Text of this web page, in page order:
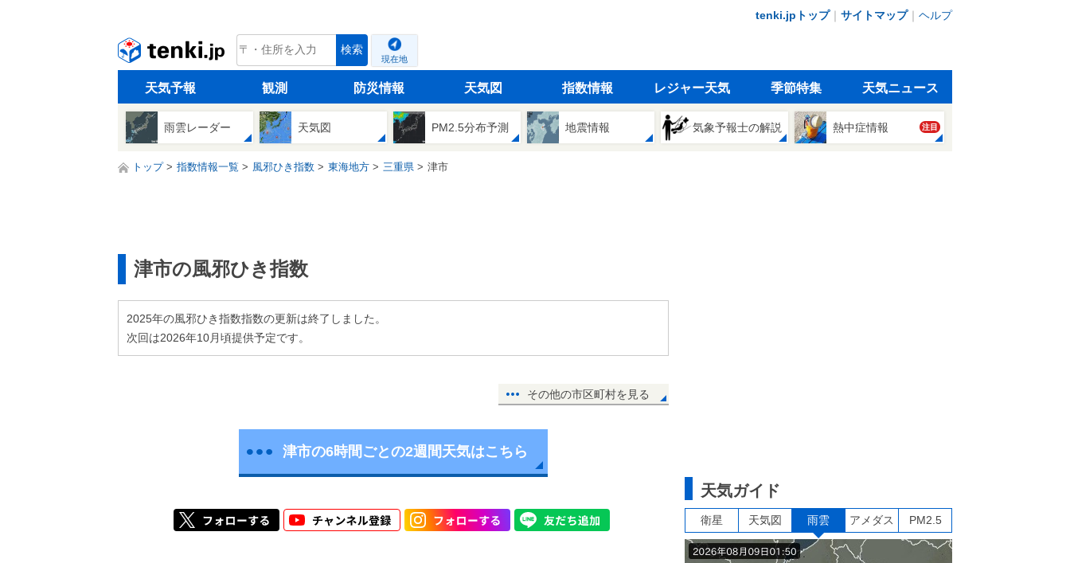
tenki.jpトップ｜ サイトマップ｜ ヘルプ
tenki.jp 検索
現在地
天気予報 観測 防災情報 天気図 指数情報 レジャー天気 季節特集 天気ニュース
雨雲レーダー 天気図 PM2.5分布予測 地震情報 気象予報士の解説 熱中症情報 注目
トップ 指数情報一覧 風邪ひき指数 東海地方 三重県 津市
津市の風邪ひき指数
2025年の風邪ひき指数指数の更新は終了しました。
次回は2026年10月頃提供予定です。
その他の市区町村を見る
津市の6時間ごとの2週間天気はこちら
天気ガイド
衛星 天気図 雨雲 アメダス PM2.5